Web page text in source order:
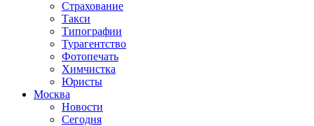
Страхование
Такси
Типографии
Турагентство
Фотопечать
Химчистка
Юристы
Москва
Новости
Сегодня